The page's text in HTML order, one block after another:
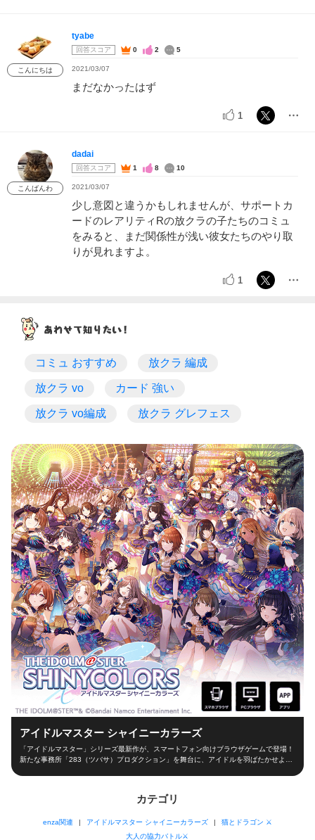
こんにちは
tyabe
回答スコア 0 2 5
2021/03/07
まだなかったはず
1
こんばんわ
dadai
回答スコア 1 8 10
2021/03/07
少し意図と違うかもしれませんが、サポートカ
ードのレアリティRの放クラの子たちのコミュ
をみると、まだ関係性が浅い彼女たちのやり取
りが見れますよ。
1
コミュ おすすめ 放クラ 編成
放クラ vo カード 強い
放クラ vo編成 放クラ グレフェス
アイドルマスター シャイニーカラーズ
「アイドルマスター」シリーズ最新作が、スマートフォン向けブラウザゲームで登場！
新たな事務所「283（ツバサ）プロダクション」を舞台に、アイドルを羽ばたかせよ
て、レッスンやお仕事、オーディションなどの行動を選択！限られた期間の中でアイド
出場できるかは、プロデューサーの腕次第！ ■アイドルと信頼関係を深めよう！■ アイ
ドルと信頼関係を築くのもプロデューサーの大切なお仕事！朝の挨拶からライブ直前ま
カテゴリ
enza関連 アイドルマスター シャイニーカラーズ
猫とドラゴン ⚔
大人の協力バトル⚔